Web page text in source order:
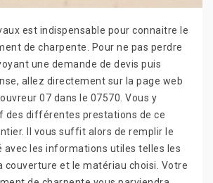
est indispensable pour connaitre le
de charpente. Pour ne pas perdre
une demande de devis puis
allez directement sur la page web
07 dans le 07570. Vous y
des différentes prestations de ce
Il vous suffit alors de remplir le
avec les informations utiles telles les
couverture et le matériau choisi. Votre